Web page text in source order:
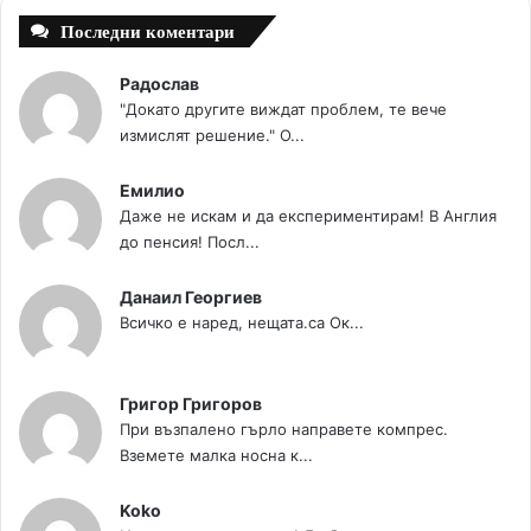
Последни коментари
Радослав
"Докато другите виждат проблем, те вече
измислят решение." О...
Емилио
Даже не искам и да експериментирам! В Англия
до пенсия! Посл...
Данаил Георгиев
Всичко е наред, нещата.са Ок...
Григор Григоров
При възпалено гърло направете компрес.
Вземете малка носна к...
Koko